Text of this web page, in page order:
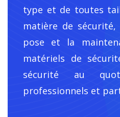
type et de toutes
matière de
pose et la
matériels de
sécurité au
professionnels et